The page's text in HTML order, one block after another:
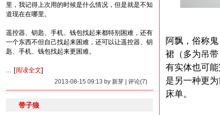
里，我记得上次用的时候是什么情况，但是就是不知
道现在在哪里。
遥控器、钥匙、手机、钱包找起来都特别困难，还有
一个东西不但自己找起来困难，还可以让遥控器、钥
匙、手机、钱包找起来更困难。
... [阅读全文]
2013-08-15 09:13 by 新芽 | 评论(7)
带子狼
阿飘，俗称
裙（多为吊
有实体也可
是另一种更
床单。